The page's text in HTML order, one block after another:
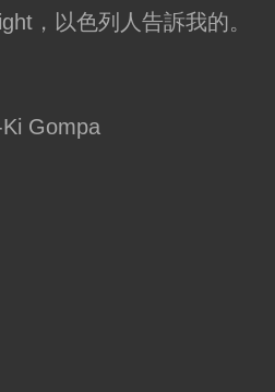
，以色列人告訴我的。
Gompa